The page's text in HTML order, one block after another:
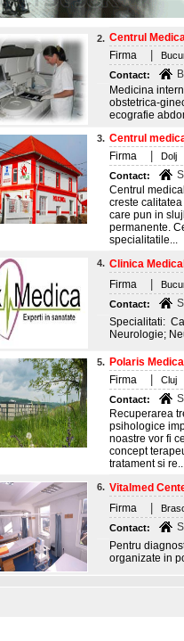
2. Centrul
Firma
Contact:
Medicina
obstetrica-
ecografie
3. Centrul
Firma
Dolj
Contact:
Centrul
creste
care pun in
permanente.
specialitatile...
4. Clinica
Firma
Contact:
Specialitati:
Neurologie;
5. Polaris
Firma
Cluj
Contact:
Recuperarea
psihologice
noastre vor fi
concept
tratament si
6. Vitalmed
Firma
Contact:
Pentru
organizate in